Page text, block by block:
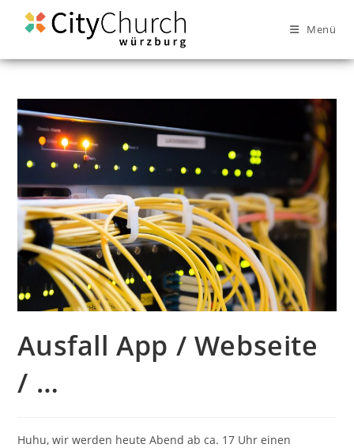
Menü
Ausfall App / Webseite
/ …
Huhu, wir werden heute Abend ab ca. 17 Uhr einen